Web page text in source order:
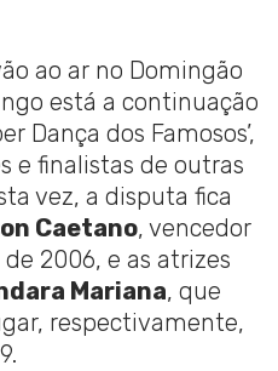
ao ar no Domingão
está a continuação
Dança dos Famosos’,
e finalistas de outras
vez, a disputa fica
Caetano, vencedor
2006, e as atrizes
Mariana, que
respectivamente,